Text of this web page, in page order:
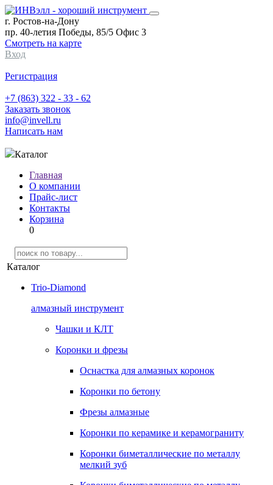
г. Ростов-на-Дону
пр. 40-летия Победы, 85/5 Офис 3
Смотреть на карте
Вход
Регистрация
+7 (863) 322 - 33 - 62
Заказать звонок
info@invell.ru
Написать нам
Каталог
Главная
О компании
Прайс-лист
Контакты
Корзина
0
Каталог
Trio-Diamond
алмазный инструмент
Чашки и КЛТ
Коронки и фрезы
Оснастка для алмазных коронок
Коронки по бетону
Фрезы алмазные
Коронки по керамике и керамограниту
Коронки биметаллические по металлу
мелкий зуб